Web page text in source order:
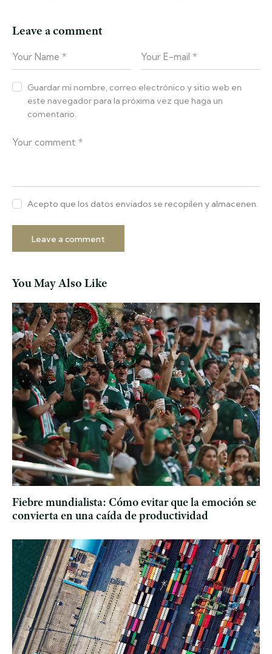
Leave a comment
Guardar mi nombre, correo electrónico y sitio web en
este navegador para la próxima vez que haga un
comentario.
Acepto que los datos enviados se recopilen y almacenen.
You May Also Like
Fiebre mundialista: Cómo evitar que la emoción se
convierta en una caída de productividad